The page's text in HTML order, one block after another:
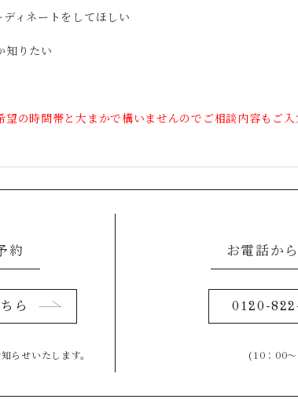
ディネートをしてほしい
知りたい
の時間帯と大まかで構いませんのでご相談内容もご
約
ら
らせいたします。
お電話か
0120-
(10：00